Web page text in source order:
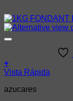
+
Vista Rápida
azucares